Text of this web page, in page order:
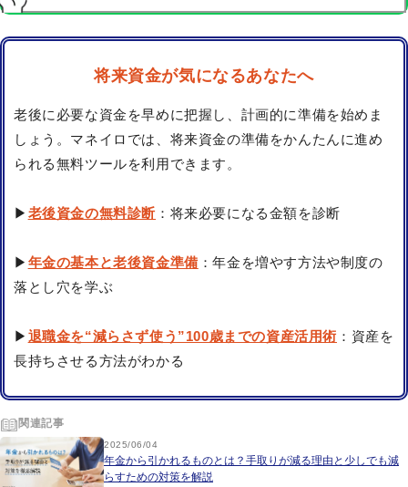
将来資金が気になるあなたへ
老後に必要な資金を早めに把握し、計画的に準備を始めま
しょう。マネイロでは、将来資金の準備をかんたんに進め
られる無料ツールを利用できます。
▶ 老後資金の無料診断 ：将来必要になる金額を診断
▶ 年金の基本と老後資金準備 ：年金を増やす方法や制度の
落とし穴を学ぶ
▶ 退職金を“減らさず使う”100歳までの資産活用術 ：資産を
長持ちさせる方法がわかる
関連記事
2025/06/04
年金から引かれるものとは？手取りが減る理由と少しでも減
らすための対策を解説